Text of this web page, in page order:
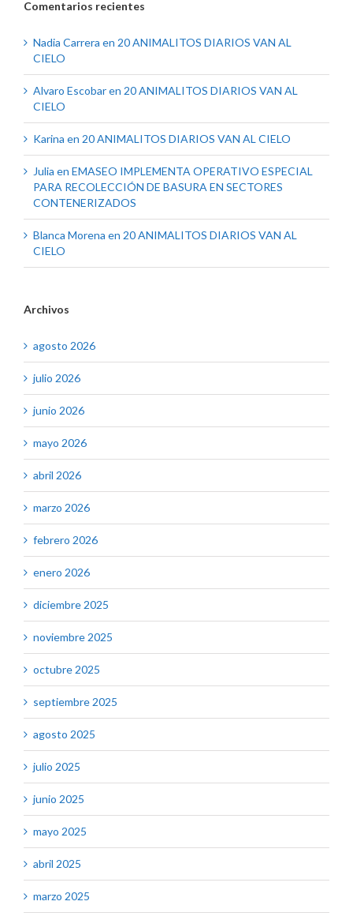
Comentarios recientes
Nadia Carrera en 20 ANIMALITOS DIARIOS VAN AL
CIELO
Alvaro Escobaren 20 ANIMALITOS DIARIOS VAN AL
CIELO
Karina en 20 ANIMALITOS DIARIOS VAN AL CIELO
Julia en EMASEO IMPLEMENTA OPERATIVO ESPECIAL
PARA RECOLECCIÓN DE BASURA EN SECTORES
CONTENERIZADOS
Blanca Morena en 20 ANIMALITOS DIARIOS VAN AL
CIELO
Archivos
agosto 2026
julio 2026
junio 2026
mayo 2026
abril 2026
marzo 2026
febrero 2026
enero 2026
diciembre 2025
noviembre 2025
octubre 2025
septiembre 2025
agosto 2025
julio 2025
junio 2025
mayo 2025
abril 2025
marzo 2025